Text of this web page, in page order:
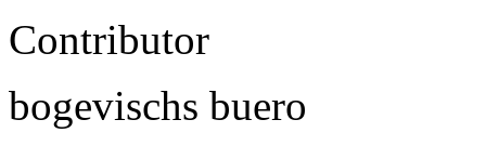
Contributor
bogevischs buero